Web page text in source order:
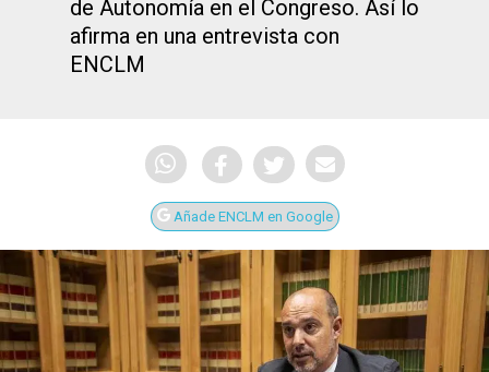
de Autonomía en el Congreso. Así lo
afirma en una entrevista con
ENCLM
Añade ENCLM en Google